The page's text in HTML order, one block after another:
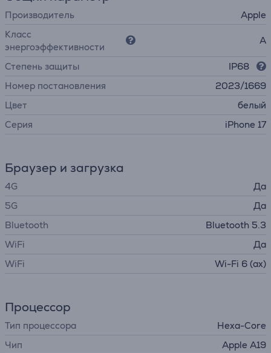
Производитель
Apple
Класс
энергоэффективности
A
Степень защиты
IP68
Номер постановления
2023/1669
Цвет
белый
Серия
iPhone 17
Браузер и загрузка
4G
Да
5G
Да
Bluetooth
Bluetooth 5.3
WiFi
Да
WiFi
Wi-Fi 6 (ax)
Процессор
Тип процессора
Hexa-Core
Чип
Apple A19